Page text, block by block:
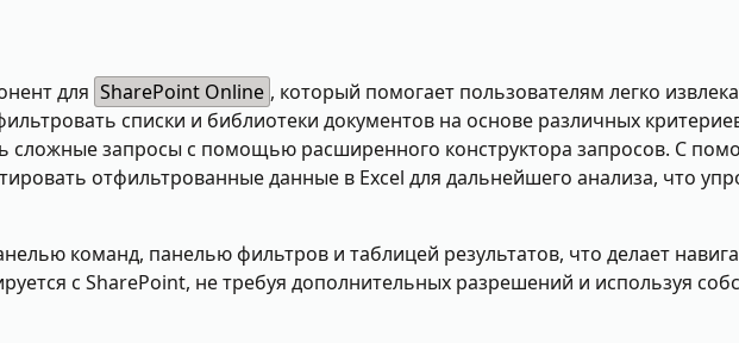
для SharePoint Online , который помогает пользователям легко
списки и библиотеки документов на основе различных
сложные запросы с помощью расширенного конструктора запросов. С
отфильтрованные данные в Excel для дальнейшего анализа, что
команд, панелью фильтров и таблицей результатов, что делает
с SharePoint, не требуя дополнительных разрешений и используя